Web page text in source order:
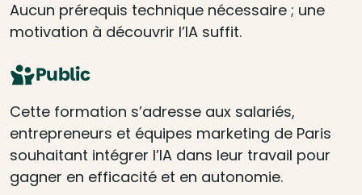
Aucun prérequis technique nécessaire ; une
motivation à découvrir l’IA suffit.
Public
Cette formation s’adresse aux salariés,
entrepreneurs et équipes marketing de Paris
souhaitant intégrer l’IA dans leur travail pour
gagner en efficacité et en autonomie.